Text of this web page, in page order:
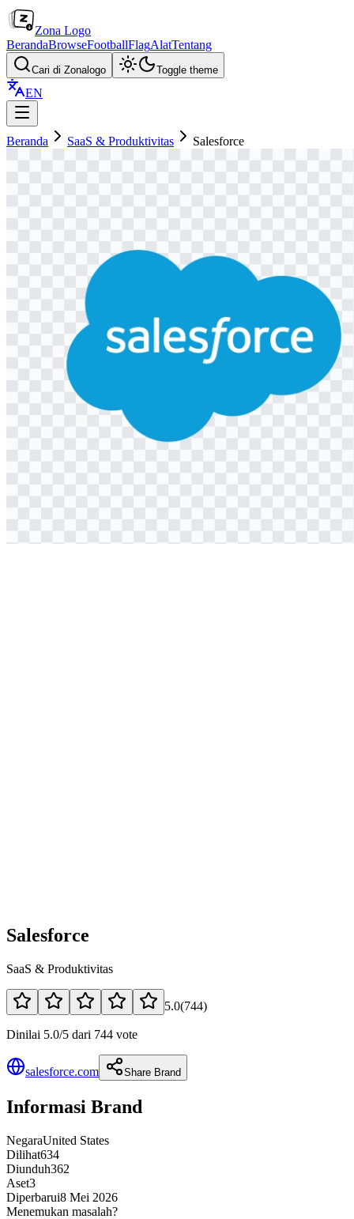
Zona Logo
BerandaBrowseFootballFlagAlatTentang
Cari di Zonalogo Toggle theme
EN
Beranda SaaS & Produktivitas Salesforce
Salesforce
SaaS & Produktivitas
5.0(744)
Dinilai 5.0/5 dari 744 vote
salesforce.com Share Brand
Informasi Brand
NegaraUnited States
Dilihat634
Diunduh362
Aset3
Diperbarui8 Mei 2026
Menemukan masalah?